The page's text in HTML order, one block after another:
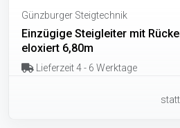
Günzburger Steigtechnik
Einzügige Steigleiter mit
eloxiert 6,80m
Lieferzeit 4 - 6 Werktage
statt